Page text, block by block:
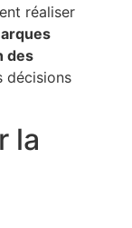
réaliser
des
décisions
la